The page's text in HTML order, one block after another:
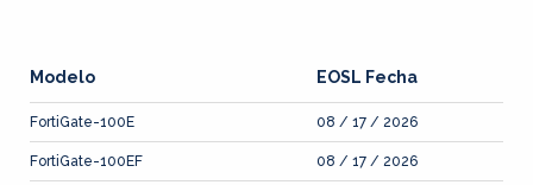
Modelo EOSL Fecha
FortiGate-100E 08 / 17 / 2026
FortiGate-100EF 08 / 17 / 2026